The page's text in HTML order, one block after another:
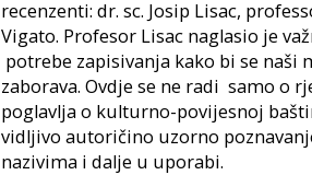
recenzenti: dr. sc. Josip Lisac,
Vigato. Profesor Lisac naglasio je
potrebe zapisivanja kako bi se
zaborava. Ovdje se ne radi samo o
poglavlja o kulturno-povijesnoj
vidljivo autoričino uzorno
nazivima i dalje u uporabi.